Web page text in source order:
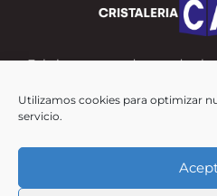
Utilizamos cookies para optimizar
servicio.
Fabricamos productos de
diseños modernos y
trabajamos con marcas